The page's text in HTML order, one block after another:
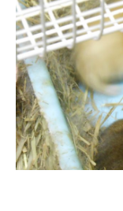
アクセス
English